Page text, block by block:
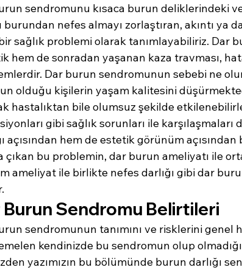
sendromunu kısaca burun deliklerindeki
burundan nefes almayı zorlaştıran, akıntı ya
sağlık problemi olarak tanımlayabiliriz. Dar
hem de sonradan yaşanan kaza travması,
Dar burun sendromunun sebebi ne
olduğu kişilerin yaşam kalitesini
hastalıktan bile olumsuz şekilde
gibi sağlık sorunları ile karşılaşmaları
açısından hem de estetik görünüm
çıkan bu problemin, dar burun ameliyatı ile
ameliyat ile birlikte nefes darlığı gibi dar
Burun Sendromu Belirtileri
sendromunun tanımını ve risklerini genel
kendinizde bu sendromun olup
yazımızın bu bölümünde burun darlığı